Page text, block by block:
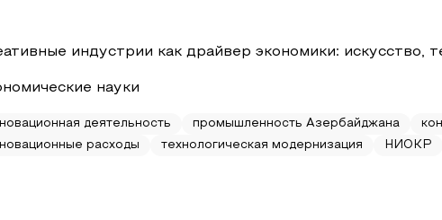
индустрии как драйвер экономики: искусство,
науки
деятельность промышленность Азербайджана
расходы
технологическая модернизация НИОКР